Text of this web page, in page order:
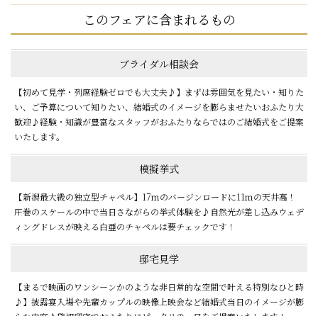
このフェアに含まれるもの
ブライダル相談会
【初めて見学・列席経験ゼロでも大丈夫♪】まずは雰囲気を見たい・知りた
い、ご予算について知りたい、結婚式のイメージを膨らませたいおふたり大
歓迎♪経験・知識が豊富なスタッフがおふたりならではのご結婚式をご提案
いたします。
模擬挙式
【新潟最大級の独立型チャペル】17ｍのバージンロードに11ｍの天井高！
圧巻のスケールの中で当日さながらの挙式体験を♪自然光が差し込みウェデ
ィングドレスが映える白亜のチャペルは要チェックです！
邸宅見学
【まるで映画のワンシーンかのような非日常的な空間で叶える特別なひと時
♪】披露宴入場や先輩カップルの映像上映会など結婚式当日のイメージが膨